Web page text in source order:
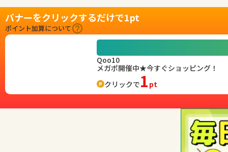
バナーをクリックするだけで1pt
ポイント加算について
Qoo10
メガポ開催中★今すぐショッピング！
クリックで1 pt